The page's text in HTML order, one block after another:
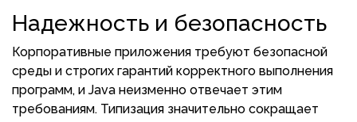
Надежность и безопасность
Корпоративные приложения требуют безопасной
среды и строгих гарантий корректного выполнения
программ, и Java неизменно отвечает этим
требованиям. Типизация значительно сокращает